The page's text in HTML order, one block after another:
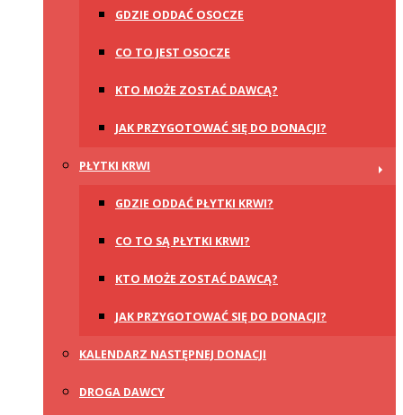
GDZIE ODDAĆ OSOCZE
CO TO JEST OSOCZE
KTO MOŻE ZOSTAĆ DAWCĄ?
JAK PRZYGOTOWAĆ SIĘ DO DONACJI?
PŁYTKI KRWI
GDZIE ODDAĆ PŁYTKI KRWI?
CO TO SĄ PŁYTKI KRWI?
KTO MOŻE ZOSTAĆ DAWCĄ?
JAK PRZYGOTOWAĆ SIĘ DO DONACJI?
KALENDARZ NASTĘPNEJ DONACJI
DROGA DAWCY